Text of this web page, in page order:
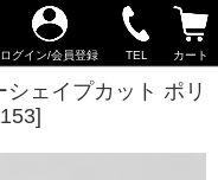
ログイン/会員登録 TEL カート
ェイプカット ポリ